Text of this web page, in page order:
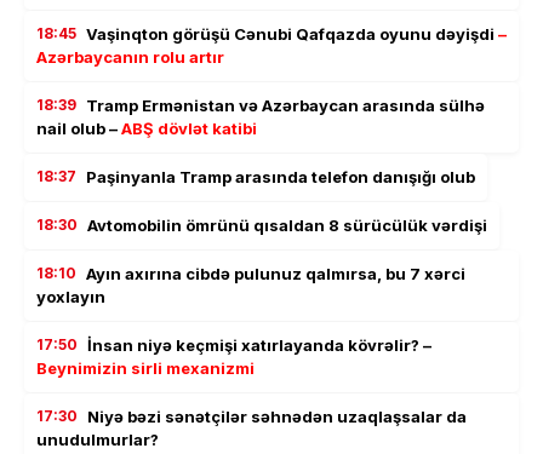
18:45 Vaşinqton görüşü Cənubi Qafqazda oyunu dəyişdi –
Azərbaycanın rolu artır
18:39 Tramp Ermənistan və Azərbaycan arasında sülhə
nail olub –ABŞ dövlət katibi
18:37 Paşinyanla Tramp arasında telefon danışığı olub
18:30 Avtomobilin ömrünü qısaldan 8 sürücülük vərdişi
18:10 Ayın axırına cibdə pulunuz qalmırsa, bu 7 xərci
yoxlayın
17:50 İnsan niyə keçmişi xatırlayanda kövrəlir? –
Beynimizin sirli mexanizmi
17:30
Niyə bəzi sənətçilər səhnədən uzaqlaşsalar da
unudulmurlar?